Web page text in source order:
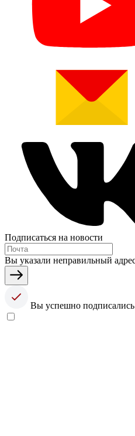
Подписаться на новости
Вы указали неправильный
Вы успешно